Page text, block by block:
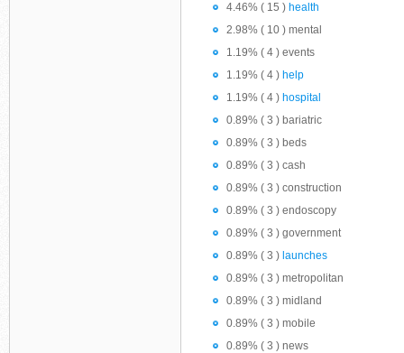
4.46% ( 15 ) health
2.98% ( 10 ) mental
1.19% ( 4 ) events
1.19% ( 4 ) help
1.19% ( 4 ) hospital
0.89% ( 3 ) bariatric
0.89% ( 3 ) beds
0.89% ( 3 ) cash
0.89% ( 3 ) construction
0.89% ( 3 ) endoscopy
0.89% ( 3 ) government
0.89% ( 3 ) launches
0.89% ( 3 ) metropolitan
0.89% ( 3 ) midland
0.89% ( 3 ) mobile
0.89% ( 3 ) news